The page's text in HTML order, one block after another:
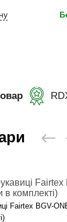
Fairtex BGV-